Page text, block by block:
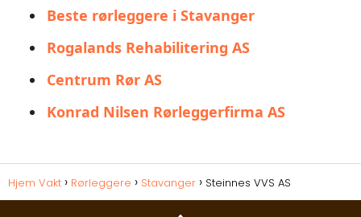
Beste rørleggere i Stavanger
Rogalands Rehabilitering AS
Centrum Rør AS
Konrad Nilsen Rørleggerfirma AS
Hjem Vakt Rørleggere Stavanger Steinnes VVS AS